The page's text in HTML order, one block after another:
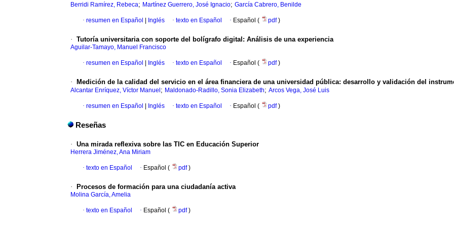
Berridi Ramírez, Rebeca; Martínez Guerrero, José Ignacio; García Cabrero, Benilde
· resumen en Español Inglés · texto en Español · Español ( pdf)
· Tutoría universitaria con soporte del bolígrafo digital : Análisis de una experiencia
Aguilar-Tamayo, Manuel Francisco
· resumen en Español Inglés · texto en Español · Español ( pdf)
· Medición de la calidad del servicio en el área financiera de una universidad pública: desarrollo y validación del
Alcantar Enríquez, Víctor Manuel ; Maldonado-Radillo, Sonia Elizabeth; Arcos Vega, José Luis
· resumen en Español Inglés · texto en Español · Español ( pdf)
Reseñas
· Una mirada reflexiva sobre las TIC en Educación Superior
Herrera Jiménez, Ana Miriam
· texto en Español · Español ( pdf)
· Procesos de formación para una ciudadanía activa
Molina García, Amelia
· texto en Español · Español ( pdf)